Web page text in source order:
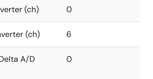
(ch) 0
(ch) 6
A/D
0